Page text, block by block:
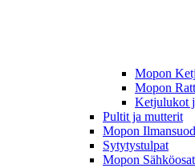
Mopon
Mopon
Ketjulukot
Pultit ja mutterit
Mopon
Sytytystulpat
Mopon Sähköosat